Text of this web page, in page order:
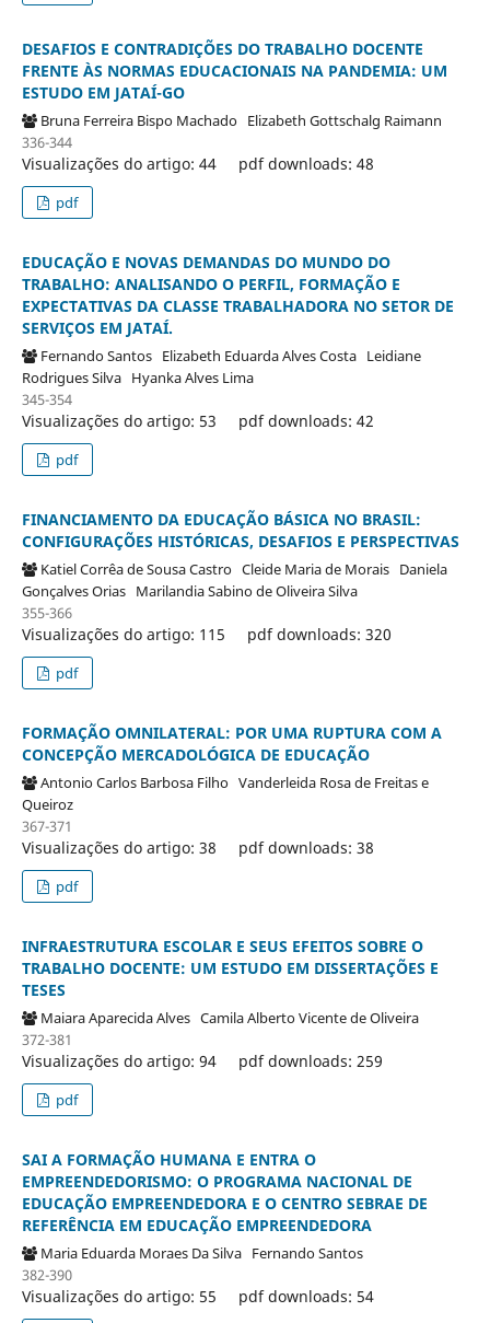
DESAFIOS E CONTRADIÇÕES DO TRABALHO DOCENTE
FRENTE ÀS NORMAS EDUCACIONAIS NA PANDEMIA: UM
ESTUDO EM JATAÍ-GO
Bruna Ferreira Bispo Machado Elizabeth Gottschalg Raimann
336-344
Visualizações do artigo: 44 pdf downloads: 48
pdf
EDUCAÇÃO E NOVAS DEMANDAS DO MUNDO DO
TRABALHO: ANALISANDO O PERFIL, FORMAÇÃO E
EXPECTATIVAS DA CLASSE TRABALHADORA NO SETOR DE
SERVIÇOS EM JATAÍ.
Fernando Santos Elizabeth Eduarda Alves Costa Leidiane
Rodrigues Silva Hyanka Alves Lima
345-354
Visualizações do artigo: 53 pdf downloads: 42
pdf
FINANCIAMENTO DA EDUCAÇÃO BÁSICA NO BRASIL:
CONFIGURAÇÕES HISTÓRICAS, DESAFIOS E PERSPECTIVAS
Katiel Corrêa de Sousa Castro Cleide Maria de Morais Daniela
Gonçalves Orias Marilandia Sabino de Oliveira Silva
355-366
Visualizações do artigo: 115 pdf downloads: 320
pdf
FORMAÇÃO OMNILATERAL: POR UMA RUPTURA COM A
CONCEPÇÃO MERCADOLÓGICA DE EDUCAÇÃO
Antonio Carlos Barbosa Filho Vanderleida Rosa de Freitas e
Queiroz
367-371
Visualizações do artigo: 38 pdf downloads: 38
pdf
INFRAESTRUTURA ESCOLAR E SEUS EFEITOS SOBRE O
TRABALHO DOCENTE: UM ESTUDO EM DISSERTAÇÕES E
TESES
Maiara Aparecida Alves Camila Alberto Vicente de Oliveira
372-381
Visualizações do artigo: 94 pdf downloads: 259
pdf
SAI A FORMAÇÃO HUMANA E ENTRA O
EMPREENDEDORISMO: O PROGRAMA NACIONAL DE
EDUCAÇÃO EMPREENDEDORA E O CENTRO SEBRAE DE
REFERÊNCIA EM EDUCAÇÃO EMPREENDEDORA
Maria Eduarda Moraes Da Silva Fernando Santos
382-390
Visualizações do artigo: 55 pdf downloads: 54